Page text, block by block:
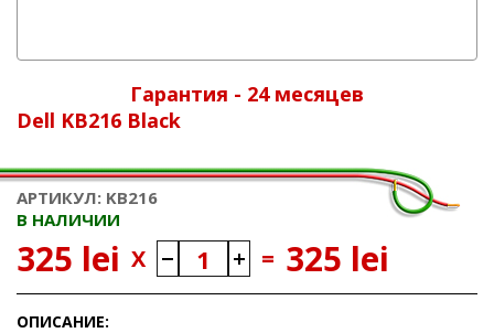
Гарантия - 24 месяцев
Dell KB216 Black
АРТИКУЛ: KB216
В НАЛИЧИИ
325 lei X = 325 lei
ОПИСАНИЕ: